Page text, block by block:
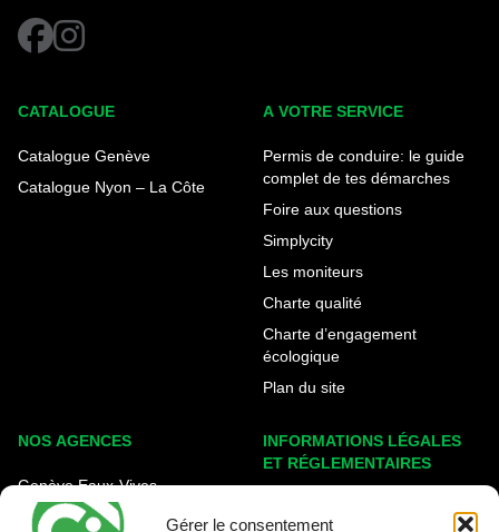
Gérer le consentement
facebookinstagram
CATALOGUE
Catalogue Genève
Catalogue Nyon – La Côte
A VOTRE SERVICE
Permis de conduire: le guide
complet de tes démarches
Foire aux questions
Simplycity
Les moniteurs
Charte qualité
Charte d’engagement
écologique
Plan du site
NOS AGENCES
Genève Eaux-Vives
Carouge - Rondeau
INFORMATIONS LÉGALES
ET RÉGLEMENTAIRES